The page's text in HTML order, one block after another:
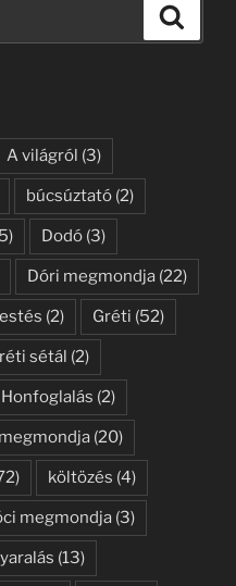
A világról (3)
búcsúztató (2)
Dodó (3)
Dóri megmondja (22)
(2) Gréti (52)
sétál (2)
Honfoglalás (2)
(20)
költözés (4)
megmondja (3)
(13)